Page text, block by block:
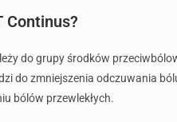
Continus?
do grupy środków
do zmniejszenia odczuwania
bólów przewlekłych.